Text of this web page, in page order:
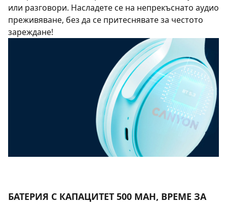
или разговори. Насладете се на непрекъснато аудио
преживяване, без да се притеснявате за честото
зареждане!
БАТЕРИЯ С КАПАЦИТЕТ 500 MAH, ВРЕМЕ ЗА